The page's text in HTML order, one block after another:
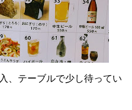
、テーブルで少し待ってい